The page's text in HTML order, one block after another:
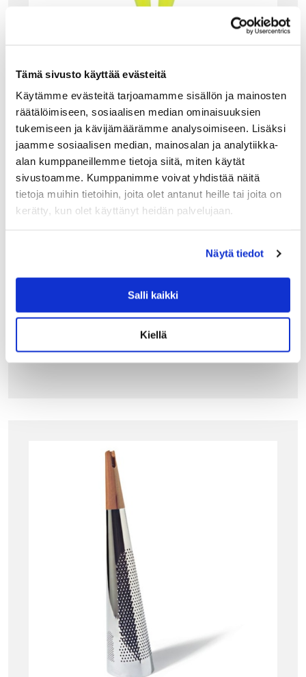
Tämä sivusto käyttää evästeitä
Käytämme evästeitä tarjoamamme sisällön ja mainosten
räätälöimiseen, sosiaalisen median ominaisuuksien
tukemiseen ja kävijämäärämme analysoimiseen. Lisäksi
jaamme sosiaalisen median, mainosalan ja analytiikka-
alan kumppaneillemme tietoja siitä, miten käytät
sivustoamme. Kumppanimme voivat yhdistää näitä
tietoja muihin tietoihin, joita olet antanut heille tai joita on
kerätty, kun olet käyttänyt heidän palvelujaan.
Näytä tiedot
Salli kaikki
Kiellä
ALESSI
Alessin vihreä Magic Bunny on hammastikkuteline, jossa
nostamalla ilmestyvät hammastikut kuin taikahatusta!
Suunnittelija Stefano Giovannoni halusi poistaa
pienimmänkin…
30.00€
LISÄÄ OSTOSKORIIN